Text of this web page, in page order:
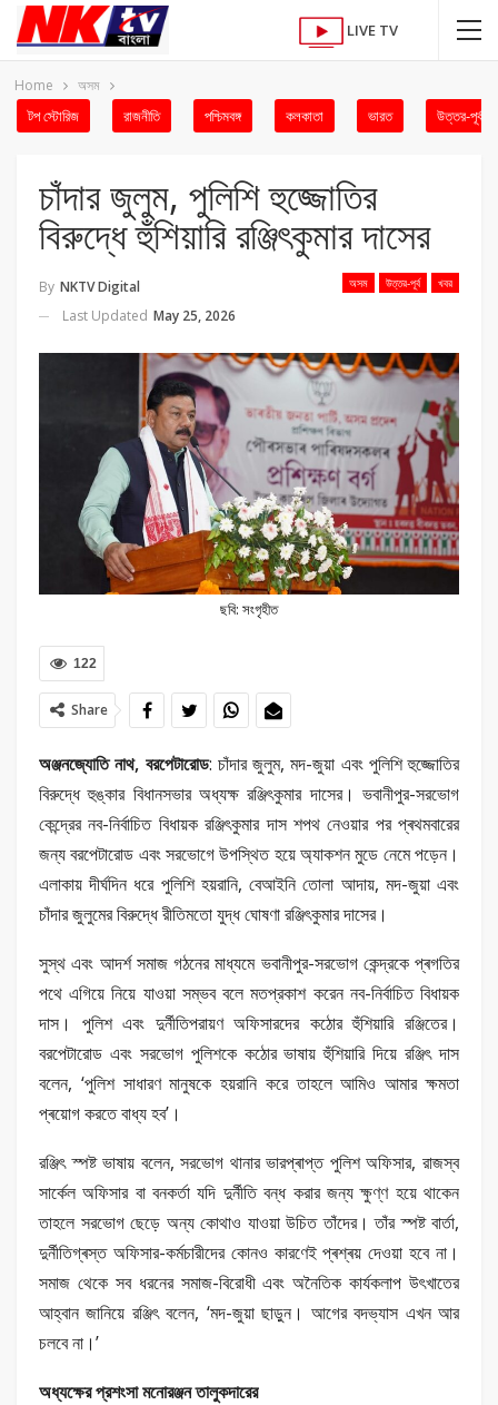
LIVE TV
Home অসম
টপ স্টোরিজ রাজনীতি পশ্চিমবঙ্গ কলকাতা ভারত উত্তর-পূর্ব
চাঁদার জুলুম, পুলিশি হুজ্জোতির
বিরুদ্ধে হুঁশিয়ারি রঞ্জিৎকুমার দাসের
অসম উত্তর-পূর্ব খবর
By NKTV Digital
Last Updated May 25, 2026
ছবি: সংগৃহীত
122
Share
অঞ্জনজ্যোতি নাথ, বরপেটারোড: চাঁদার জুলুম, মদ-জুয়া এবং পুলিশি হুজ্জোতির
বিরুদ্ধে হুঙ্কার বিধানসভার অধ্যক্ষ রঞ্জিৎকুমার দাসের। ভবানীপুর-সরভোগ
কেন্দ্রের নব-নিৰ্বাচিত বিধায়ক রঞ্জিৎকুমার দাস শপথ নেওয়ার পর প্ৰথমবারের
জন্য বরপেটারোড এবং সরভোগে উপস্থিত হয়ে অ্যাকশন মুডে নেমে পড়েন।
এলাকায় দীৰ্ঘদিন ধরে পুলিশি হয়রানি, বেআইনি তোলা আদায়, মদ-জুয়া এবং
চাঁদার জুলুমের বিরুদ্ধে রীতিমতো যুদ্ধ ঘোষণা রঞ্জিৎকুমার দাসের।
সুস্থ এবং আদৰ্শ সমাজ গঠনের মাধ্যমে ভবানীপুর-সরভোগ কেন্দ্রকে প্ৰগতির
পথে এগিয়ে নিয়ে যাওয়া সম্ভব বলে মতপ্রকাশ করেন নব-নির্বাচিত বিধায়ক
দাস। পুলিশ এবং দুর্নীতিপরায়ণ অফিসারদের কঠোর হুঁশিয়ারি রঞ্জিতের।
বরপেটারোড এবং সরভোগ পুলিশকে কঠোর ভাষায় হুঁশিয়ারি দিয়ে রঞ্জিৎ দাস
বলেন, ‘পুলিশ সাধারণ মানুষকে হয়রানি করে তাহলে আমিও আমার ক্ষমতা
প্ৰয়োগ করতে বাধ্য হব’।
রঞ্জিৎ স্পষ্ট ভাষায় বলেন, সরভোগ থানার ভারপ্ৰাপ্ত পুলিশ অফিসার, রাজস্ব
সার্কেল অফিসার বা বনকর্তা যদি দুৰ্নীতি বন্ধ করার জন্য ক্ষুণ্ণ হয়ে থাকেন
তাহলে সরভোগ ছেড়ে অন্য কোথাও যাওয়া উচিত তাঁদের। তাঁর স্পষ্ট বার্তা,
দুৰ্নীতিগ্ৰস্ত অফিসার-কৰ্মচারীদের কোনও কারণেই প্ৰশ্ৰয় দেওয়া হবে না।
সমাজ থেকে সব ধরনের সমাজ-বিরোধী এবং অনৈতিক কাৰ্যকলাপ উৎখাতের
আহ্বান জানিয়ে রঞ্জিৎ বলেন, ‘মদ-জুয়া ছাড়ুন। আগের বদভ্যাস এখন আর
চলবে না।’
অধ্যক্ষের প্রশংসা মনোরঞ্জন তালুকদারের